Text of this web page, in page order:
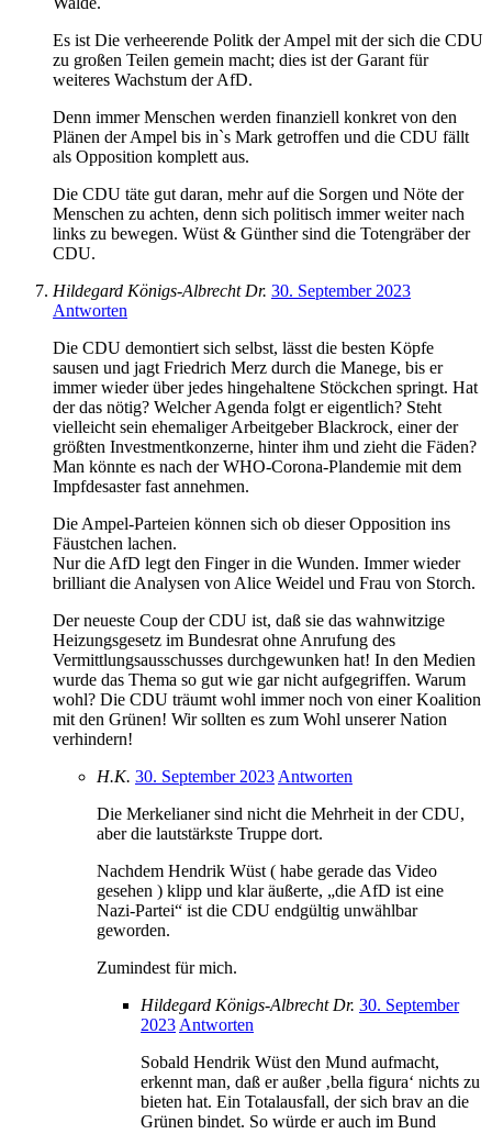
Es ist Die verheerende Politk der Ampel mit der sich die CDU
zu großen Teilen gemein macht; dies ist der Garant für
weiteres Wachstum der AfD.
Denn immer Menschen werden finanziell konkret von den
Plänen der Ampel bis inˋs Mark getroffen und die CDU fällt
als Opposition komplett aus.
Die CDU täte gut daran, mehr auf die Sorgen und Nöte der
Menschen zu achten, denn sich politisch immer weiter nach
links zu bewegen. Wüst & Günther sind die Totengräber der
CDU.
Hildegard Königs-Albrecht Dr. 30. September 2023
Antworten
Die CDU demontiert sich selbst, lässt die besten Köpfe
sausen und jagt Friedrich Merz durch die Manege, bis er
immer wieder über jedes hingehaltene Stöckchen springt. Hat
der das nötig? Welcher Agenda folgt er eigentlich? Steht
vielleicht sein ehemaliger Arbeitgeber Blackrock, einer der
größten Investmentkonzerne, hinter ihm und zieht die Fäden?
Man könnte es nach der WHO-Corona-Plandemie mit dem
Impfdesaster fast annehmen.
Die Ampel-Parteien können sich ob dieser Opposition ins
Fäustchen lachen.
Nur die AfD legt den Finger in die Wunden. Immer wieder
brilliant die Analysen von Alice Weidel und Frau von Storch.
Der neueste Coup der CDU ist, daß sie das wahnwitzige
Heizungsgesetz im Bundesrat ohne Anrufung des
Vermittlungsausschusses durchgewunken hat! In den Medien
wurde das Thema so gut wie gar nicht aufgegriffen. Warum
wohl? Die CDU träumt wohl immer noch von einer Koalition
mit den Grünen! Wir sollten es zum Wohl unserer Nation
verhindern!
H.K. 30. September 2023 Antworten
Die Merkelianer sind nicht die Mehrheit in der CDU,
aber die lautstärkste Truppe dort.
Nachdem Hendrik Wüst ( habe gerade das Video
gesehen ) klipp und klar äußerte, „die AfD ist eine
Nazi-Partei“ ist die CDU endgültig unwählbar
geworden.
Zumindest für mich.
Hildegard Königs-Albrecht Dr. 30. September
2023 Antworten
Sobald Hendrik Wüst den Mund aufmacht,
erkennt man, daß er außer ‚bella figura‘ nichts zu
bieten hat. Ein Totalausfall, der sich brav an die
Grünen bindet. So würde er auch im Bund